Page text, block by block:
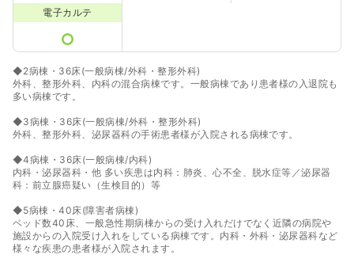
電子カルテ
◆2病棟・36床(一般病棟/外科・整形外科)
外科、整形外科、内科の混合病棟です。一般病棟であり患者様の入退院も
多い病棟です。
◆3病棟・36床(一般病棟/外科・整形外科)
外科、整形外科、泌尿器科の手術患者様が入院される病棟です。
◆4病棟・36床(一般病棟/内科)
内科・泌尿器科・他 多い疾患は内科：肺炎、心不全、脱水症等／泌尿器
科：前立腺癌疑い（生検目的）等
◆5病棟・40床(障害者病棟)
ベッド数40床、一般急性期病棟からの受け入れだけでなく近隣の病院や
施設からの入院受け入れをしている病棟です。内科・外科・泌尿器科など
様々な疾患の患者様が入院されます。